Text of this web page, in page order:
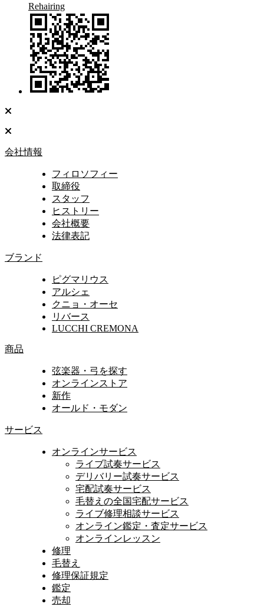
Rehairing
会社情報
フィロソフィー
取締役
スタッフ
ヒストリー
会社概要
法律表記
ブランド
ピグマリウス
アルシェ
クニョ・オーセ
リバース
LUCCHI CREMONA
商品
弦楽器・弓を探す
オンラインストア
新作
オールド・モダン
サービス
オンラインサービス
ライブ試奏サービス
デリバリー試奏サービス
宅配試奏サービス
毛替えの全国宅配サービス
ライブ修理相談サービス
オンライン鑑定・査定サービス
オンラインレッスン
修理
毛替え
修理保証規定
鑑定
売却